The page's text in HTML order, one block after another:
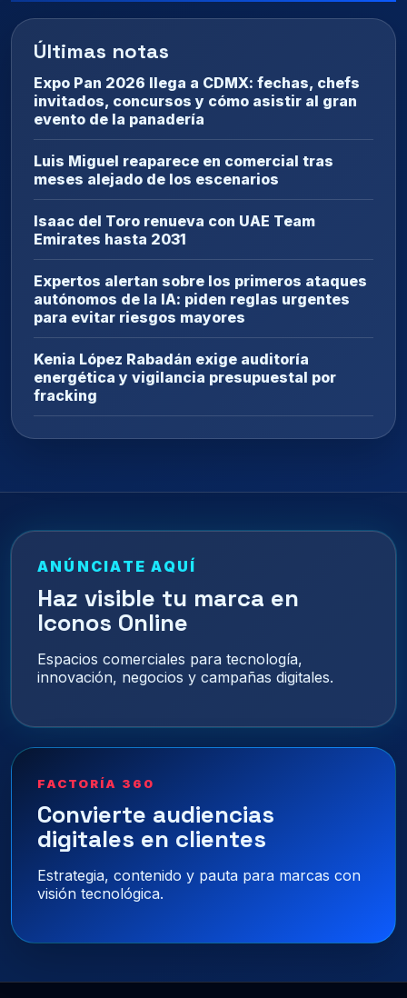
Últimas notas
Expo Pan 2026 llega a CDMX: fechas, chefs
invitados, concursos y cómo asistir al gran
evento de la panadería
Luis Miguel reaparece en comercial tras
meses alejado de los escenarios
Isaac del Toro renueva con UAE Team
Emirates hasta 2031
Expertos alertan sobre los primeros ataques
autónomos de la IA: piden reglas urgentes
para evitar riesgos mayores
Kenia López Rabadán exige auditoría
energética y vigilancia presupuestal por
fracking
ANÚNCIATE AQUÍ
Haz visible tu marca en
Iconos Online
Espacios comerciales para tecnología,
innovación, negocios y campañas digitales.
FACTORÍA 360
Convierte audiencias
digitales en clientes
Estrategia, contenido y pauta para marcas con
visión tecnológica.